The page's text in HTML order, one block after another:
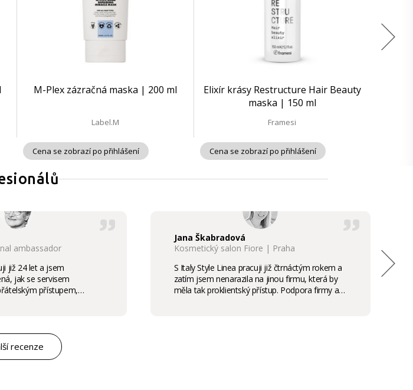
M-Plex zázračná maska | 200 ml
Label.M
Cena se zobrazí po přihlášení
Elixír krásy Restructure Hair Beauty
maska | 150 ml
Framesi
Cena se zobrazí po přihlášení
ambassador
již 24 let a jsem
jak se servisem
přístupem,
Pro mě je to po těch
Myslím, že ty roky
vše.
Jana Škabradová
Kosmetický salon Fiore | Praha
S Italy Style Linea pracuji již čtrnáctým rokem a
zatím jsem nenarazila na jinou firmu, která by
měla tak proklientský přístup. Podpora firmy a
recenze